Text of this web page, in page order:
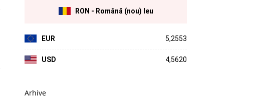
RON - Română (nou) leu
EUR 5,2553
USD 4,5620
Arhive